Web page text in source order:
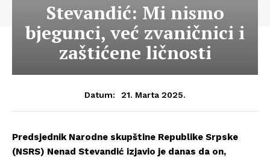
Stevandić: Mi nismo
bjegunci, već zvaničnici i
zaštićene ličnosti
Datum: 21. Marta 2025.
Predsjednik Narodne skupštine Republike Srpske
(NSRS) Nenad Stevandić izjavio je danas da on,